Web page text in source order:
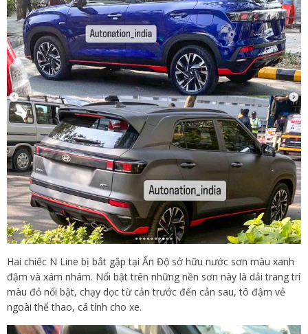
Hai chiếc N Line bị bắt gặp tại Ấn Độ sở hữu nước sơn màu xanh
đậm và xám nhám. Nổi bật trên những nền sơn này là dải trang trí
màu đỏ nổi bật, chạy dọc từ cản trước đến cản sau, tô đậm vẻ
ngoài thể thao, cá tính cho xe.